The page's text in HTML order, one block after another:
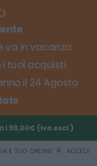
va in vacanza
i tuoi acquisti
il 24 Agosto
i 99,00€ (iva escl.)
IL TUO ORDINE ACCEDI